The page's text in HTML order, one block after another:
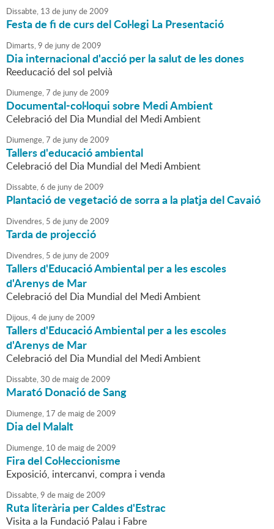
Dissabte, 13 de junyde2009
Festa de fi de curs del Col·legi La Presentació
Dimarts,9 de junyde2009
Dia internacional d'acció per la salut de les dones
Reeducació del sol pelvià
Diumenge,7 de junyde2009
Documental-col·loqui sobre Medi Ambient
Celebració del Dia Mundial del Medi Ambient
Diumenge,7 de junyde2009
Tallers d'educació ambiental
Celebració del Dia Mundial del Medi Ambient
Dissabte,6 de junyde2009
Plantació de vegetació de sorra a la platja del Cavaió
Divendres, 5 de junyde2009
Tarda de projecció
Divendres, 5 de junyde2009
Tallers d'Educació Ambiental per a les escoles
d'Arenys de Mar
Celebració del Dia Mundial del Medi Ambient
Dijous,4de junyde2009
Tallers d'Educació Ambiental per a les escoles
d'Arenys de Mar
Celebració del Dia Mundial del Medi Ambient
Dissabte,30 de maigde2009
Marató Donació de Sang
Diumenge, 17 de maigde2009
Dia del Malalt
Diumenge, 10 de maigde2009
Fira del Col·leccionisme
Exposició, intercanvi, compra i venda
Dissabte,9 de maigde2009
Ruta literària per Caldes d'Estrac
Visita a la Fundació Palau i Fabre